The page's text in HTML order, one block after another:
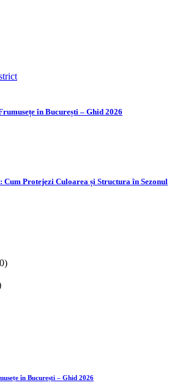
în București – Ghid 2026
Protejezi Culoarea și Structura în Sezonul
în București – Ghid 2026